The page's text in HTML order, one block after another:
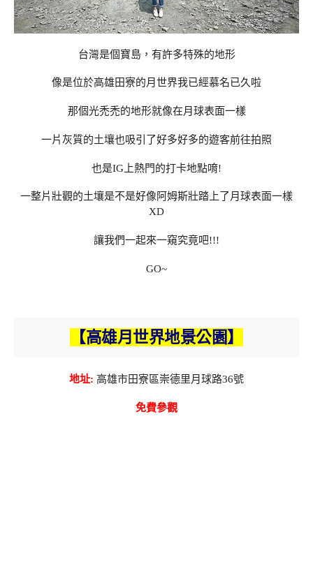
台灣是個寶島，有許多特殊的地形
像是位於高雄田寮的月世界我已經慕名已久啦
那個光禿禿的地形就像在月球表面一樣
一片灰質的土壤也吸引了好多好多的遊客前往拍照
也是IG上熱門的打卡地點唷!
一整片壯觀的土壤是不是好像阿姆斯壯踏上了月球表面一樣
XD
讓我們一起來一窺究竟吧!!!
GO~
【高雄月世界地景公園】
地址: 高雄市田寮區崇德里月球路36號
免費參觀